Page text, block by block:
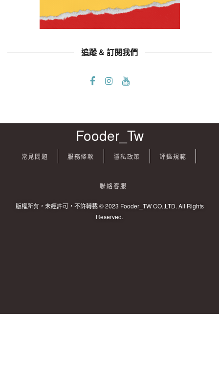
追蹤 & 訂閱我們
Fooder_Tw
常見問題 服務條款 隱私政策 評鑑規範
聯絡客服
版權所有，未經許可，不許轉載 © 2023 Fooder_TW CO.,LTD. All Rights
Reserved.